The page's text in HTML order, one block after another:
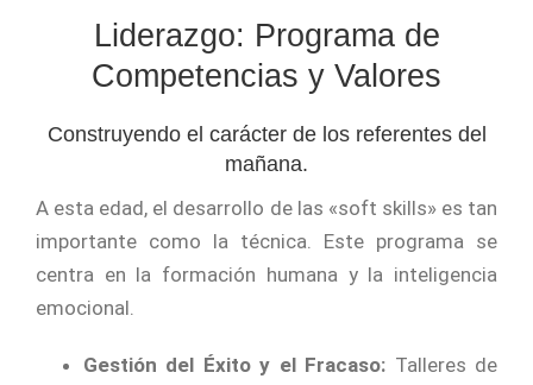
Liderazgo: Programa de
Competencias y Valores
Construyendo el carácter de los referentes del
mañana.
A esta edad, el desarrollo de las «soft skills» es tan
importante como la técnica. Este programa se
centra en la formación humana y la inteligencia
emocional.
Gestión del Éxito y el Fracaso: Talleres de